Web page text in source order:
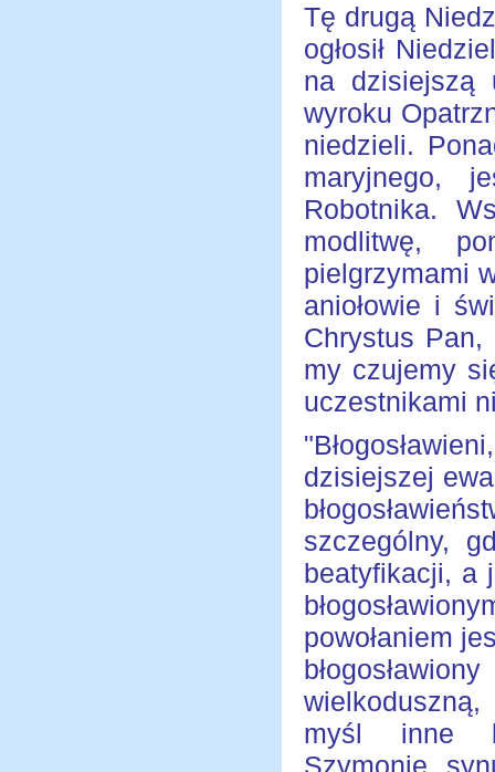
Tę drugą
ogłosił
na dzisiejszą
wyroku
niedzieli.
maryjnego,
Robotnika.
modlitwę,
pielgrzymami
aniołowie i
Chrystus
my czujemy
uczestnikami
dzisiejszej
szczególny,
beatyfikacji, a
powołaniem
myśl inne
Szymonie,